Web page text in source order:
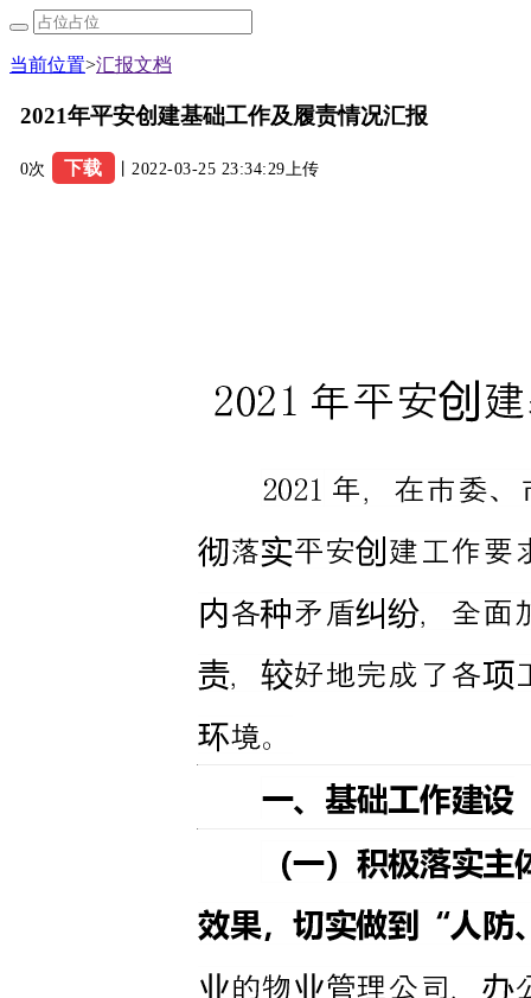
当前位置>汇报文档
2021年平安创建基础工作及履责情况汇报
0次 下载 丨2022-03-25 23:34:29上传